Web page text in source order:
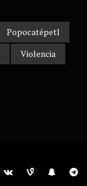
Popocatépetl
Violencia